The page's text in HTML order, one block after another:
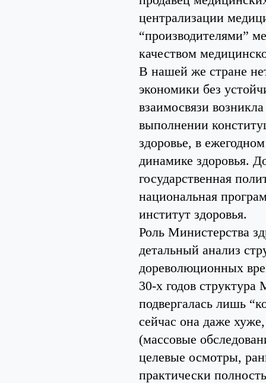
централизации
“производителями”
качеством
В нашей же стране
экономики без
взаимосвязи
выполнении
здоровье, в
динамике здоровья.
государственная
национальная
институт здоровья.
Роль Министерства
детальный анализ
дореволюционных
30-х годов
подвергалась лишь
сейчас она даже
(массовые
целевые осмотры,
практически